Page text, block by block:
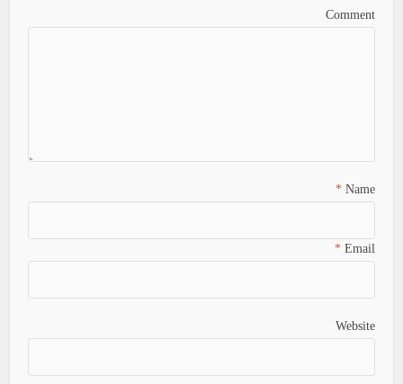
Comment
Name
*
Email
*
Website